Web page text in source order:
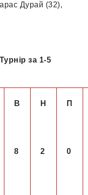
Дурай (32),
за 1-5
В Н П
8 2 0